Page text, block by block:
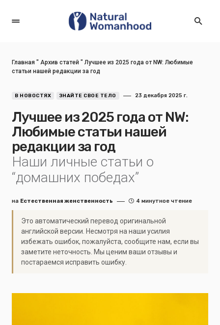
Главная " Архив статей " Лучшее из 2025 года от NW: Любимые
статьи нашей редакции за год
В НОВОСТЯХ ЗНАЙТЕ СВОЕ ТЕЛО 23 декабря 2025 г.
Лучшее из 2025 года от NW:
Любимые статьи нашей
редакции за год
Наши личные статьи о
“домашних победах”
на Естественная женственность 4 минутное чтение
Это автоматический перевод оригинальной
английской версии. Несмотря на наши усилия
избежать ошибок, пожалуйста, сообщите нам, если вы
заметите неточность. Мы ценим ваши отзывы и
постараемся исправить ошибку.